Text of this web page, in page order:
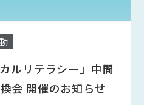
ルリテラシー」中間
会 開催のお知らせ